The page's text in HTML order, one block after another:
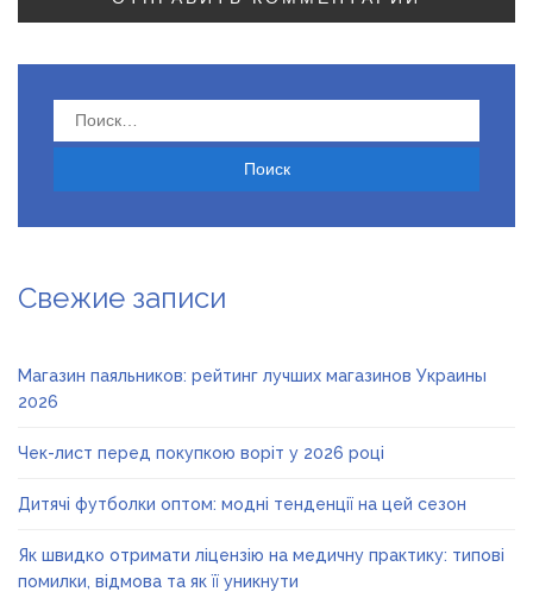
Найти:
Свежие записи
Магазин паяльников: рейтинг лучших магазинов Украины
2026
Чек-лист перед покупкою воріт у 2026 році
Дитячі футболки оптом: модні тенденції на цей сезон
Як швидко отримати ліцензію на медичну практику: типові
помилки, відмова та як її уникнути